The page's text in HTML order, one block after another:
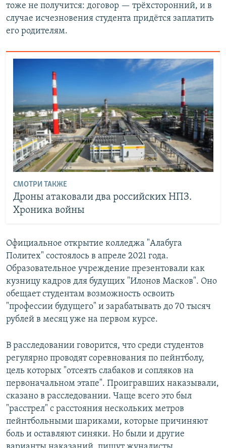
тоже не получится: договор — трёхсторонний, и в
случае исчезновения студента придётся заплатить
его родителям.
СМОТРИ ТАКЖЕ
Дроны атаковали два российских НПЗ.
Хроника войны
Официальное открытие колледжа "Алабуга
Политех" состоялось в апреле 2021 года.
Образовательное учреждение презентовали как
кузницу кадров для будущих "Илонов Масков". Оно
обещает студентам возможность освоить
"профессии будущего" и зарабатывать до 70 тысяч
рублей в месяц уже на первом курсе.
В расследовании говорится, что среди студентов
регулярно проводят соревнования по пейнтболу,
цель которых "отсеять слабаков и сопляков на
первоначальном этапе". Проигравших наказывали,
сказано в расследовании. Чаще всего это был
"расстрел" с расстояния нескольких метров
пейнтбольными шариками, которые причиняют
боль и оставляют синяки. Но были и другие